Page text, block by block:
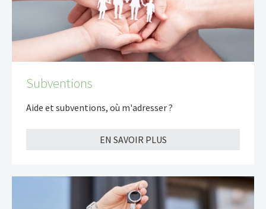
Subventions
Aide et subventions, où m'adresser ?
EN SAVOIR PLUS